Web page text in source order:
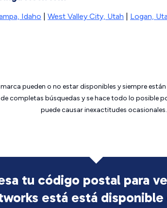
Idaho West Valley City, Utah Logan,
pueden o no estar disponibles y siempre
completas búsquedas y se hace todo lo posible
puede causar inexactitudes ocasionales.
tu código postal para
está está disponible